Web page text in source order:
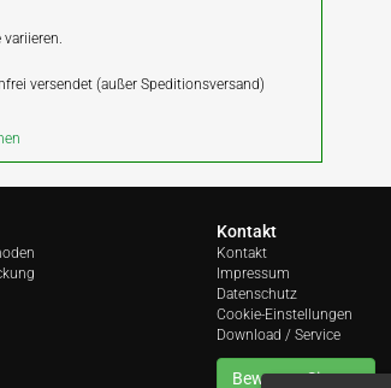
versendet (außer Speditionsversand)
Kontakt
Kontakt
Impressum
Datenschutz
Cookie-Einstellungen
Download / Service
Bewerten Sie uns